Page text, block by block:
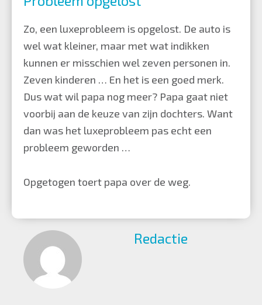
Zo, een luxeprobleem is opgelost. De auto is
wel wat kleiner, maar met wat indikken
kunnen er misschien wel zeven personen in.
Zeven kinderen … En het is een goed merk.
Dus wat wil papa nog meer? Papa gaat niet
voorbij aan de keuze van zijn dochters. Want
dan was het luxeprobleem pas echt een
probleem geworden …
Opgetogen toert papa over de weg.
Redactie